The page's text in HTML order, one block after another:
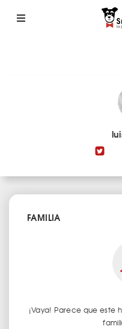
FAMILIA
¡Vaya! Parece que este